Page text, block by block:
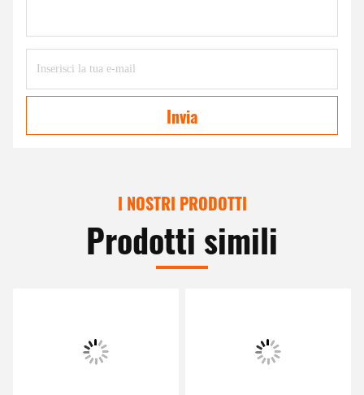
Invia
I NOSTRI PRODOTTI
Prodotti simili